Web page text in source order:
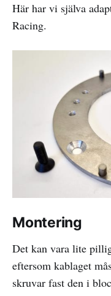
Här har vi själva
Racing.
Montering
Det kan vara lite
eftersom kablaget
skruvar fast den i